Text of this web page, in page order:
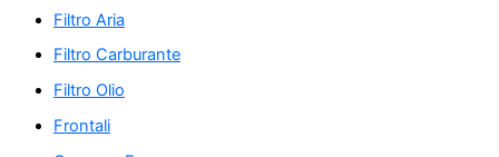
Filtro Aria
Filtro Carburante
Filtro Olio
Frontali